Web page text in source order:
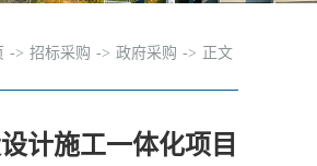
-> 招标采购 -> 政府采购 -> 正文
计施工一体化项目